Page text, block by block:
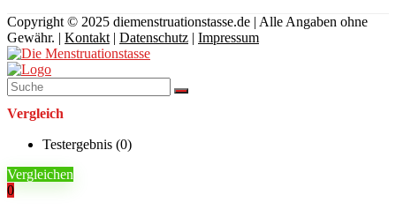
Copyright © 2025 diemenstruationstasse.de | Alle Angaben ohne
Gewähr. | Kontakt | Datenschutz | Impressum
Vergleich
Testergebnis (0)
Vergleichen
0